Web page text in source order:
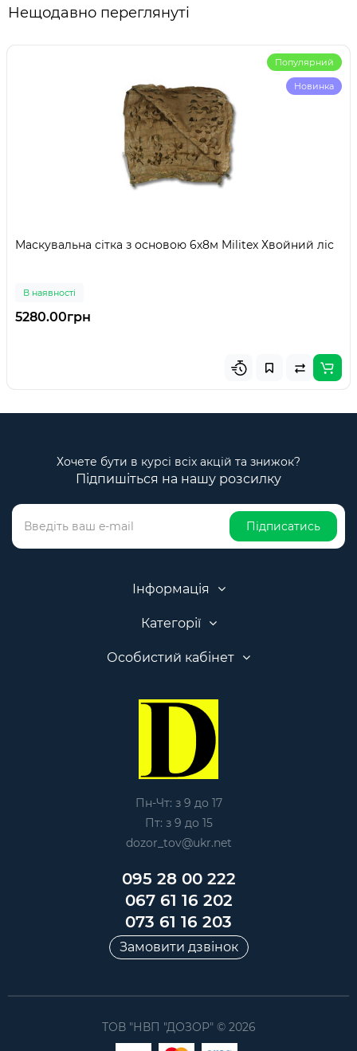
Нещодавно переглянуті
Популярний
Новинка
Маскувальна сітка з основою 6х8м Militex Хвойний ліс
В наявності
5280.00грн
Хочете бути в курсі всіх акцій та знижок?
Підпишіться на нашу розсилку
Підписатись
Інформація
Категорії
Особистий кабінет
Пн-Чт: з 9 до 17
Пт: з 9 до 15
dozor_tov@ukr.net
095 28 00 222
067 61 16 202
073 61 16 203
Замовити дзвінок
ТОВ "НВП "ДОЗОР" © 2026